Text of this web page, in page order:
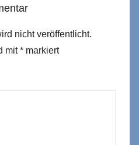
nicht veröffentlicht.
mit* markiert